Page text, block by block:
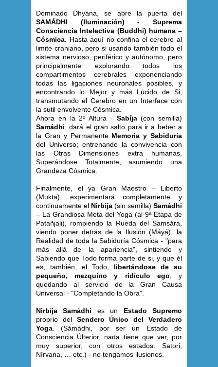
Dominado Dhyána, se abre la puerta del
SAMÁDHI (Iluminación) - Suprema
Consciencia Intelectiva (Buddhi) humana –
Cósmica . Hasta aquí no confina el cerebro al
limite craniano, pero si usando también todo el
sistema nervioso, periférico y autónomo, pero
principalmente explorando todos los
compartimentos cerebrales exponenciando
todas las ligaciones neuronales posibles, y
encontrando lo Mejor y más Lúcido de Si,
transmutando el Cerebro en un Interface con
la sutil envolvente Cósmica.
Ahora en la 2º Altura - Sabíja(con semilla)
Samádhi , dará el gran salto para ir a beber a
la Gran y Permanente Memoria y Sabiduría
del Universo; entrenando la convivencia con
las Otras Dimensiones extra humanas,
Superándose Totalmente, asumiendo una
Grandeza Cósmica.
Finalmente, el ya Gran Maestro – Liberto
(Mukta), experimentará completamente y
continuamente el Nirbíja (sin semilla) Samádhi
– La Grandiosa Meta del Yoga (al 9ª Etapa de
Patañjali), rompiendo la Rueda del Samsára,
viendo poner detrás de la Ilusión (Máyá), la
Realidad de toda la Sabiduría Cósmica - "para
más allá de la apariencia", sintiendo y
Sabiendo que Todo forma parte de si, y que él
es, también, el Todo, libertándose de su
pequeño, mezquino y ridículo ego , y
quedando al servicio de la Gran Causa
Universal - "Completando la Obra".
Nirbíja Samádhi es un Estado Supremo
proprio delSendero Único del Verdadero
Yoga . (Sámádhi, por ser un Estado de
Consciencia Últerior, nada tiene que ver, por
muy superior, con otros estados: Satori,
Nírvana, … etc.) - no tengamos ilusiones.